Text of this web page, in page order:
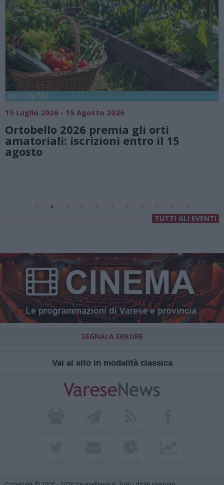
18 Luglio 2026 - 15 Agosto 2026
Vivi l’estate a Villa Fogazzaro Roi.
natura e atmosfere senza tempo sul
Lago di Lugano
Valsolda
TUTTI GLI EVENTI
SEGNALA ERRORE
Vai al sito in modalità classica